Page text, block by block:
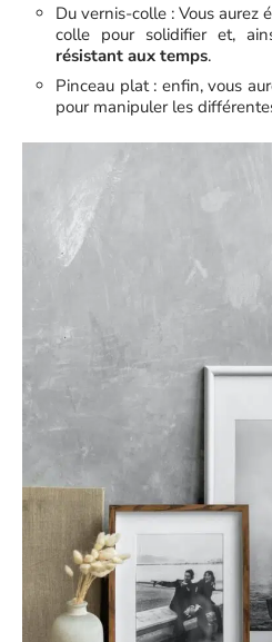
Du vernis-colle : Vous aurez
colle pour solidifier et,
résistant aux temps.
Pinceau plat : enfin, vous
pour manipuler les